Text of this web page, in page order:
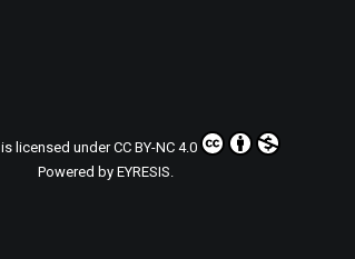
is licensed underCC BY-NC 4.0
Powered by EYRESIS.